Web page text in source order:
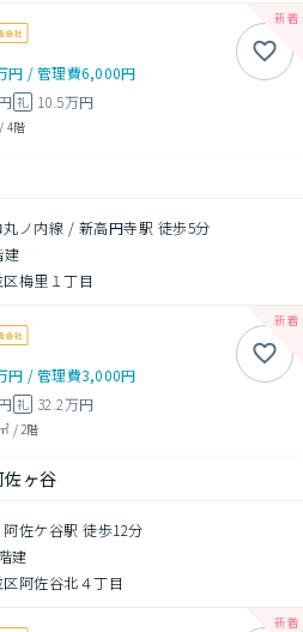
円 /管理費6,000円
礼 10.5万円
/ 4階
丸ノ内線 / 新高円寺駅 徒歩5分
建
梅里１丁目
円 /管理費3,000円
礼 32.2万円
/2階
ヶ谷
佐ケ谷駅 徒歩12分
建
阿佐谷北４丁目